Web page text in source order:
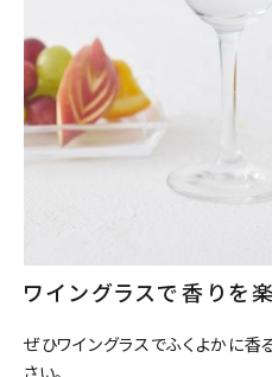
アルコール度数
精米歩合
円 ～
ワイングラスで香りを
ぜひワイングラスでふくよかに香
さい。